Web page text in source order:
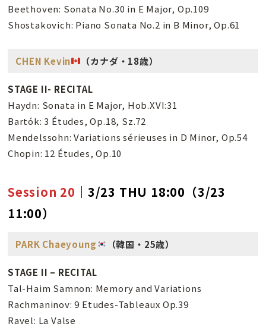
Beethoven: Sonata No.30 in E Major, Op.109
Shostakovich: Piano Sonata No.2 in B Minor, Op.61
CHEN Kevin （カナダ・18歳）
STAGE II- RECITAL
Haydn: Sonata in E Major, Hob.XVI:31
Bartók: 3 Études, Op.18, Sz.72
Mendelssohn: Variations sérieuses in D Minor, Op.54
Chopin: 12 Études, Op.10
Session 20 ｜3/23 THU 18:00（3/23
11:00）
PARK Chaeyoung （韓国・25歳）
STAGE II – RECITAL
Tal-Haim Samnon: Memory and Variations
Rachmaninov: 9 Etudes-Tableaux Op.39
Ravel: La Valse